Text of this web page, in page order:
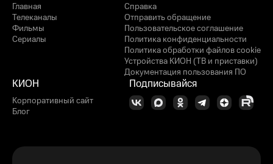
Главная
Телеканалы
Фильмы
Сериалы
Справка
Отправить обращение
Пользовательское соглашение
Политика конфиденциальности
Политика обработки файлов cookie
Устройства КИОН (ТВ и приставки)
Документация пользования ПО
КИОН
Корпоративный сайт
Блог
Подписывайся